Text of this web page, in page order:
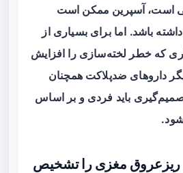
است، آسپرین ممکن است
باشد. اما برای بسیاری از
که خطر لخته‌سازی را افزایش
داروهای ضدپلاکت همچنان
باید فردی و بر اساس
ریزعروق مغزی را تشخیص